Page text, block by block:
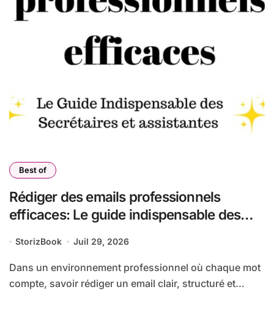
Best of
Rédiger des emails professionnels
efficaces: Le guide indispensable des
StorizBook Juil 29, 2026
Dans un environnement professionnel où chaque mot
compte, savoir rédiger un email clair, structuré et...